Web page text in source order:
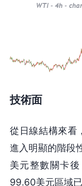
技術面
從日線結構來看
進入明顯的階段
美元整數關卡
99.60美元區域